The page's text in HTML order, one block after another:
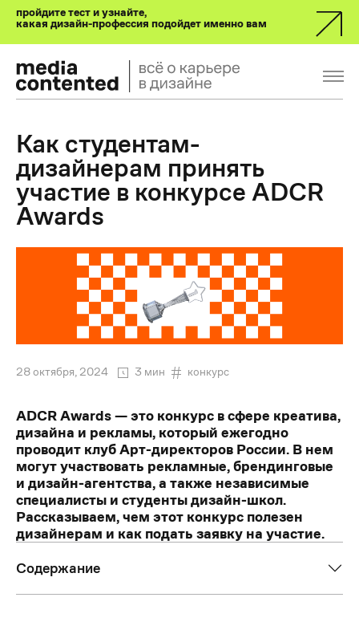
пройдите тест и узнайте,
какая дизайн-профессия подойдет именно вам
Как студентам-
дизайнерам принять
участие в конкурсе ADCR
Awards
28 октября, 2024 3 мин конкурс
ADCR Awards — это конкурс в сфере креатива,
дизайна и рекламы, который ежегодно
проводит клуб Арт-директоров России. В нем
могут участвовать рекламные, брендинговые
и дизайн-агентства, а также независимые
специалисты и студенты дизайн-школ.
Рассказываем, чем этот конкурс полезен
дизайнерам и как подать заявку на участие.
Содержание